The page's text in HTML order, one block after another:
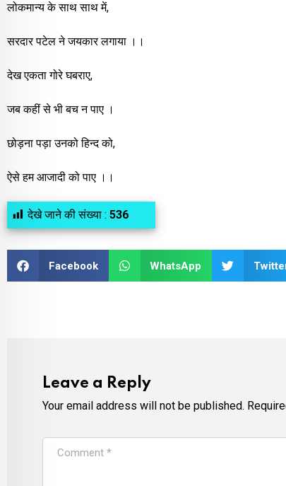
लोकमान्य के साथ साथ में,
सरदार पटेल ने जयकार लगाया ।।
देख एकता गोरे घबराए,
जब कहीं से भी बच न पाए ।
छोड़ना पड़ा उनको हिन्द को,
ऐसे हम आजादी को पाए ।।
देखे जाने की संख्या : 536
Facebook WhatsApp
Leave a Reply
Your email address will not be published.